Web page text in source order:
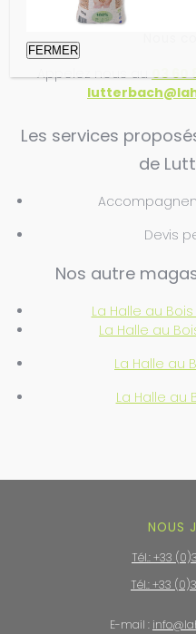
Appelez nous au03 60
Les services
de
Devis
Nos autre
La Halle au
La Halle au
La Halle au
La Halle au
NOUS
Tél.: +33
Tél.: +33
E-mail :
FERMER